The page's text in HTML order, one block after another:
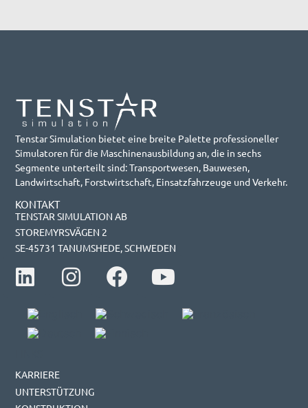
Tenstar Simulation bietet eine breite Palette professioneller
Simulatoren für die Maschinenausbildung an, die in sechs
Segmente unterteilt sind: Transportwesen, Bauwesen,
Landwirtschaft, Forstwirtschaft, Einsatzfahrzeuge und Verkehr.
KONTAKT
TENSTAR SIMULATION AB
STOREMYRSVÄGEN 2
SE-45731 TANUMSHEDE, SCHWEDEN
KARRIERE
UNTERSTÜTZUNG